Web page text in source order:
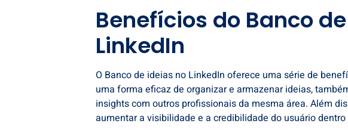
Benefícios do Banco
LinkedIn
O Banco de ideias no LinkedIn oferece uma série de
uma forma eficaz de organizar e armazenar ideias,
insights com outros profissionais da mesma área. Além
aumentar a visibilidade e a credibilidade do usuário